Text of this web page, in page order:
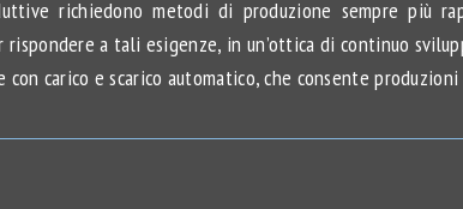
richiedono metodi di produzione sempre più
rispondere a tali esigenze, in un’ottica di continuo
con carico e scarico automatico, che consente